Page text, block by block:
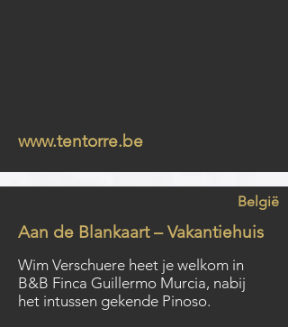
www.tentorre.be
België
Aan de Blankaart – Vakantiehuis
Wim Verschuere heet je welkom in
B&B Finca Guillermo Murcia, nabij
het intussen gekende Pinoso.